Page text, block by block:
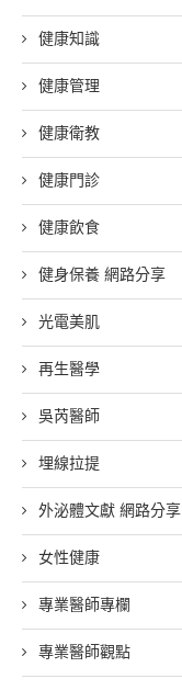
健康知識
健康管理
健康衛教
健康門診
健康飲食
健身保養 網路分享
光電美肌
再生醫學
吳芮醫師
埋線拉提
外泌體文獻 網路分享
女性健康
專業醫師專欄
專業醫師觀點